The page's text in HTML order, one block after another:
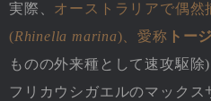
実際、 オーストラリアで偶然
(Rhinella marina)、愛称 トー
ものの外来種として速攻駆
フリカウシガエルのマック